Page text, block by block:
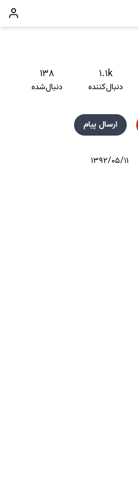
۱.۱k
دنبال‌کننده
۱۳۸
دنبال‌شده
ارسال پیام
۱۳۹۲/۰۵/۱۱